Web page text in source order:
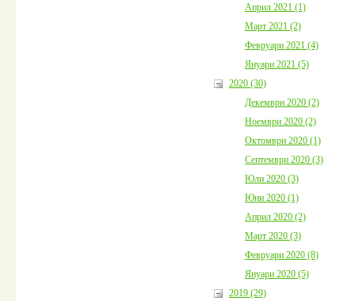
Април 2021 (1)
Март 2021 (2)
Февруари 2021 (4)
Януари 2021 (5)
2020 (30)
Декември 2020 (2)
Ноември 2020 (2)
Октомври 2020 (1)
Септември 2020 (3)
Юли 2020 (3)
Юни 2020 (1)
Април 2020 (2)
Март 2020 (3)
Февруари 2020 (8)
Януари 2020 (5)
2019 (29)